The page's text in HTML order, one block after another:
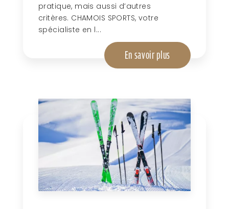
pratique, mais aussi d’autres
critères. CHAMOIS SPORTS, votre
spécialiste en l...
En savoir plus